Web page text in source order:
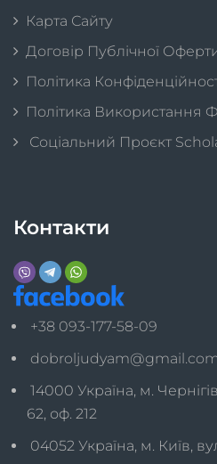
Карта Сайту
Договір Публічної
Політика
Політика Використання
Соціальний Проєкт
Контакти
+38 093-177-58-09
14000 Україна, м.
62, оф. 212
04052 Україна, м. Київ,